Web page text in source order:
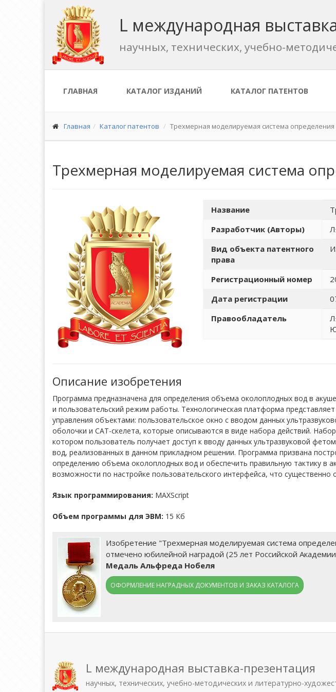
L международная
научных, технических, учебно-
ГЛАВНАЯ КАТАЛОГ ИЗДАНИЙ КАТАЛОГ ПАТЕНТОВ
Главная Каталог патентов Трехмерная моделируемая система
Трехмерная моделируемая система
Название
Разработчик (Авторы)
Вид объекта патентного
права
Регистрационный номер
Дата регистрации
Правообладатель
Описание изобретения
Программа предназначена для определения объема околоплодных вод в
и пользовательский режим работы. Технологическая платформа
управления объектами: пользовательское окно с вводом данных
оболочки и САТ-скелета, которые описываются в виде набора действий.
котором пользователь получает доступ к вводу данных ультразвуковой
вод, реализованных в данном прикладном решении. Программа призвана
определению объема околоплодных вод и обеспечить правильную тактику в
возможности по настройке пользовательского интерфейса, что
Язык программирования: MAXScript
Объем программы для ЭВМ: 15 Кб
Изобретение "Трехмерная моделируемая система
отмечено юбилейной наградой (25 лет Российской
Медаль Альфреда Нобеля
ОФОРМЛЕНИЕ НАГРАДНЫХ ДОКУМЕНТОВ И ЗАКАЗ КАТАЛОГА
L международная выставка-презентация
научных, технических, учебно-методических и литературно-